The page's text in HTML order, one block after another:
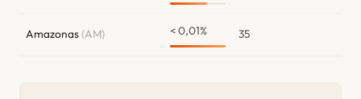
Amazonas(AM) < 0,01% 35